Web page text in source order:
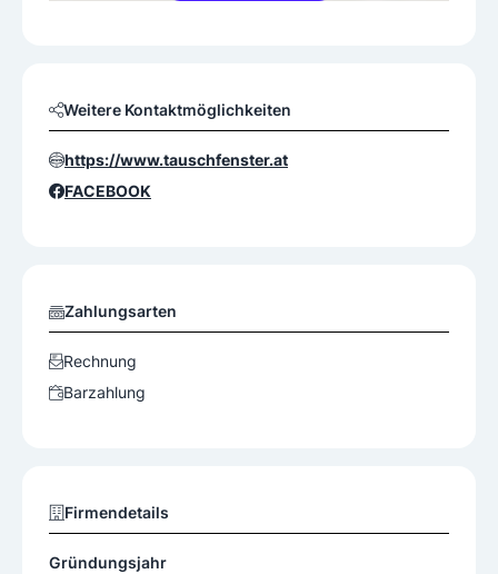
Weitere Kontaktmöglichkeiten
https://www.tauschfenster.at
FACEBOOK
Zahlungsarten
Rechnung
Barzahlung
Firmendetails
Gründungsjahr